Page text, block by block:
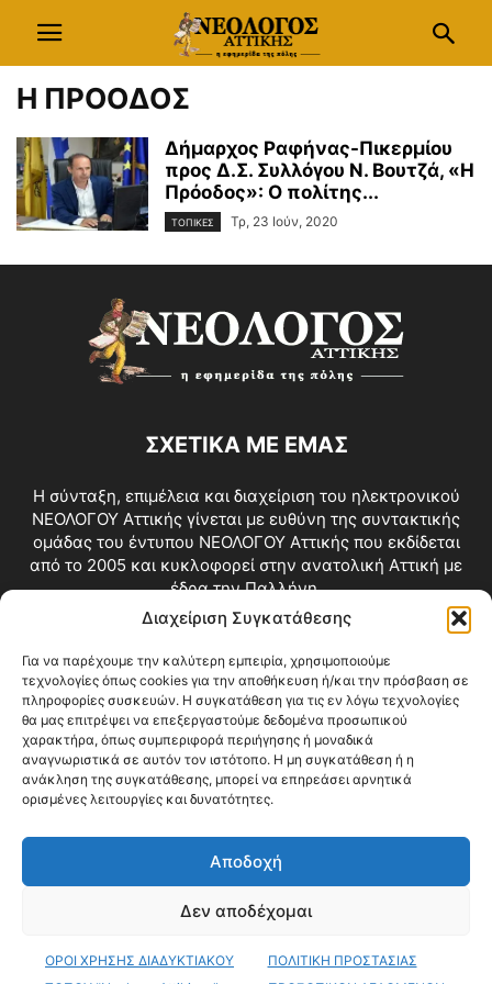
Διαχείριση Συγκατάθεσης
Για να παρέχουμε την καλύτερη εμπειρία, χρησιμοποιούμε
τεχνολογίες όπως cookies για την αποθήκευση ή/και την πρόσβαση σε
πληροφορίες συσκευών. Η συγκατάθεση για τις εν λόγω τεχνολογίες
θα μας επιτρέψει να επεξεργαστούμε δεδομένα προσωπικού
χαρακτήρα, όπως συμπεριφορά περιήγησης ή μοναδικά
αναγνωριστικά σε αυτόν τον ιστότοπο. Η μη συγκατάθεση ή η
ανάκληση της συγκατάθεσης, μπορεί να επηρεάσει αρνητικά
ορισμένες λειτουργίες και δυνατότητες.
Αποδοχή
Δεν αποδέχομαι
ΟΡΟΙ ΧΡΗΣΗΣ ΔΙΑΔΥΚΤΙΑΚΟΥ
ΠΟΛΙΤΙΚΗ ΠΡΟΣΤΑΣΙΑΣ
Η ΠΡΟΟΔΟΣ
Δήμαρχος Ραφήνας-Πικερμίου
προς Δ.Σ. Συλλόγου Ν. Βουτζά, «Η
Πρόοδος»: Ο πολίτης...
ΤΟΠΙΚΕΣ Τρ, 23 Ιούν, 2020
ΣΧΕΤΙΚΑ ΜΕ ΕΜΑΣ
Η σύνταξη, επιμέλεια και διαχείριση του ηλεκτρονικού
ΝΕΟΛΟΓΟΥ Αττικής γίνεται με ευθύνη της συντακτικής
ομάδας του έντυπου ΝΕΟΛΟΓΟΥ Αττικής που εκδίδεται
από το 2005 και κυκλοφορεί στην ανατολική Αττική με
έδρα την Παλλήνη.
Επικοινωνία:info@neologosattikis.gr
ΑΚΟΛΟΥΘΗΣΕ ΜΑΣ
Videos Όροι Χρήσης
© Copyright 2026 ΝΕΟΛΟΓΟΣ ΑΤΤΙΚΗΣ • All Rights Reserved •